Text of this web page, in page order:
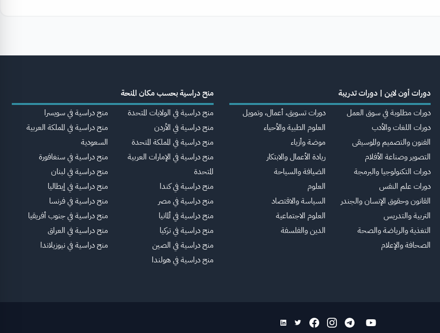
دورات أون لاين | دورات تدريبة
دورات مطلوبة في سوق العمل
دورات اللغات والأدب
الفنون والتصميم والموسيقى
التصوير وصناعة الأفلام
دورات التكنولوجيا والبرمجة
دورات علم النفس
القانون وحقوق الإنسان والجندر
التربية والتدريس
التغذية والرياضة والصحة
الصحافة والإعلام
دورات تسويق، أعمال، وتمويل
العلوم الطبية والأحياء
موضة وأزياء
ريادة الأعمال والابتكار
الضيافة والسياحة
العلوم
السياسة والاقتصاد
العلوم الاجتماعية
الدين والفلسفة
منح دراسية بحسب مكان المنحة
منح دراسية في الولايات المتحدة
منح دراسية في الأردن
منح دراسية في المملكة المتحدة
منح دراسية في الإمارات العربية
المتحدة
منح دراسية في كندا
منح دراسية في مصر
منح دراسية في ألمانيا
منح دراسية في تركيا
منح دراسية في الصين
منح دراسية في هولندا
منح دراسية في سويسرا
منح دراسية في المملكة العربية
السعودية
منح دراسية في سنغافورة
منح دراسية في لبنان
منح دراسية في إيطاليا
منح دراسية في فرنسا
منح دراسية في جنوب أفريقيا
منح دراسية في العراق
منح دراسية في نيوزيلاندا